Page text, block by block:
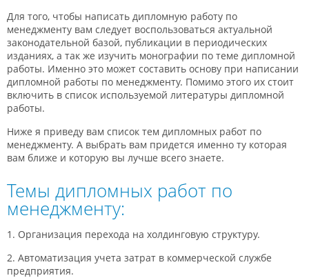
Для того, чтобы написать дипломную работу по
менеджменту вам следует воспользоваться актуальной
законодательной базой, публикации в периодических
изданиях, а так же изучить монографии по теме дипломной
работы. Именно это может составить основу при написании
дипломной работы по менеджменту. Помимо этого их стоит
включить в список используемой литературы дипломной
работы.
Ниже я приведу вам список тем дипломных работ по
менеджменту. А выбрать вам придется именно ту которая
вам ближе и которую вы лучше всего знаете.
Темы дипломных работ по
менеджменту:
1. Организация перехода на холдинговую структуру.
2. Автоматизация учета затрат в коммерческой службе
предприятия.